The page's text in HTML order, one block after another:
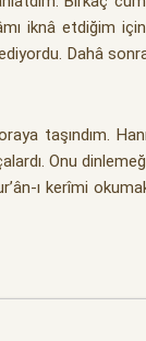
iknâ etdiğim
Dahâ
taşındım.
Onu
ı kerîmi